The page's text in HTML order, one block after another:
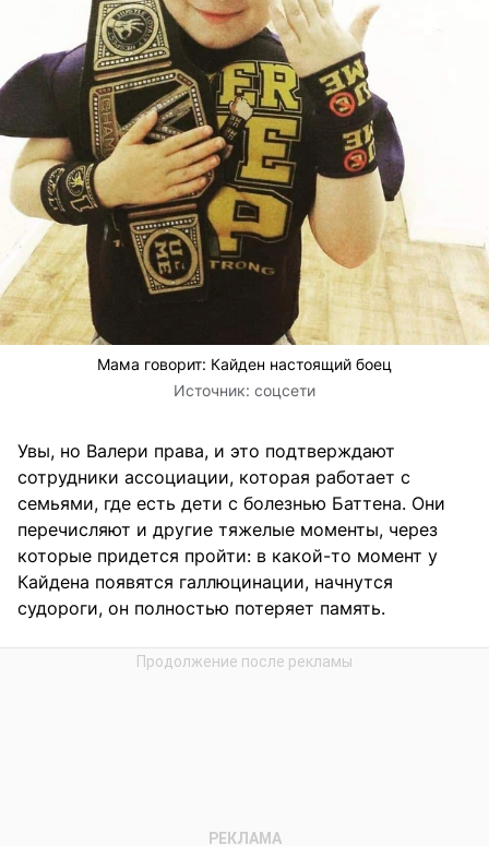
Мама говорит: Кайден настоящий боец
Источник: соцсети
Увы, но Валери права, и это подтверждают
сотрудники ассоциации, которая работает с
семьями, где есть дети с болезнью Баттена. Они
перечисляют и другие тяжелые моменты, через
которые придется пройти: в какой-то момент у
Кайдена появятся галлюцинации, начнутся
судороги, он полностью потеряет память.